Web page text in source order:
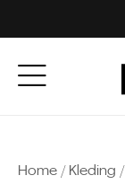
Home / Kleding /